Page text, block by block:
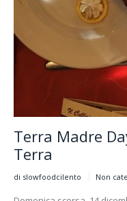
Terra Madre
Terra
di slowfoodcilento Non